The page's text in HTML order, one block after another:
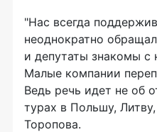
"Нас всегда
неоднократно
и депутаты знакомы
Малые компании
Ведь речь идет не об
турах в Польшу,
Торопова.